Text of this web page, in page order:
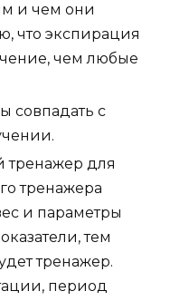
и чем они
что экспирация
чем любые
совпадать с
тренажер для
тренажера
и параметры
тем
тренажер.
период